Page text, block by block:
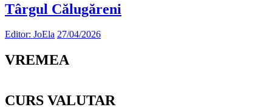
Târgul Călugăreni
Editor: JoEla 27/04/2026
VREMEA
CURS VALUTAR